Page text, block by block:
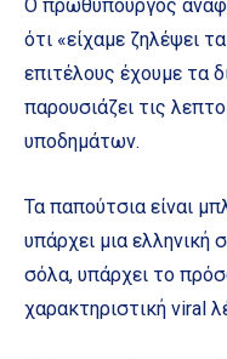
Ο πρωθυπουργός
ότι «είχαμε ζηλέψει
επιτέλους έχουμε τα
παρουσιάζει τις
υποδημάτων.
Τα παπούτσια είναι
υπάρχει μια
σόλα, υπάρχει το
χαρακτηριστική viral